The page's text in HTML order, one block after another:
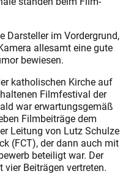
Darsteller im Vordergrund,
allesamt eine gute
bewiesen.
katholischen Kirche auf
Filmfestival der
war erwartungsgemäß
Filmbeiträge dem
Leitung von Lutz Schulze
(FCT), der dann auch mit
beteiligt war. Der
Beiträgen vertreten.